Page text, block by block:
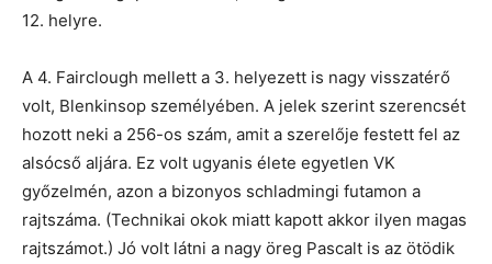
12. helyre.
A 4. Fairclough mellett a 3. helyezett is nagy visszatérő
volt, Blenkinsop személyében. A jelek szerint szerencsét
hozott neki a 256-os szám, amit a szerelője festett fel az
alsócső aljára. Ez volt ugyanis élete egyetlen VK
győzelmén, azon a bizonyos schladmingi futamon a
rajtszáma. (Technikai okok miatt kapott akkor ilyen magas
rajtszámot.) Jó volt látni a nagy öreg Pascalt is az ötödik